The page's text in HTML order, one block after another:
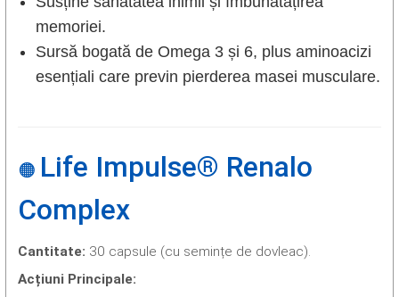
memoriei.
Sursă bogată de Omega 3 și 6, plus aminoacizi
esențiali care previn pierderea masei musculare.
🟠 Life Impulse® Renalo
Complex
Cantitate: 30 capsule (cu semințe de dovleac).
Acțiuni Principale: